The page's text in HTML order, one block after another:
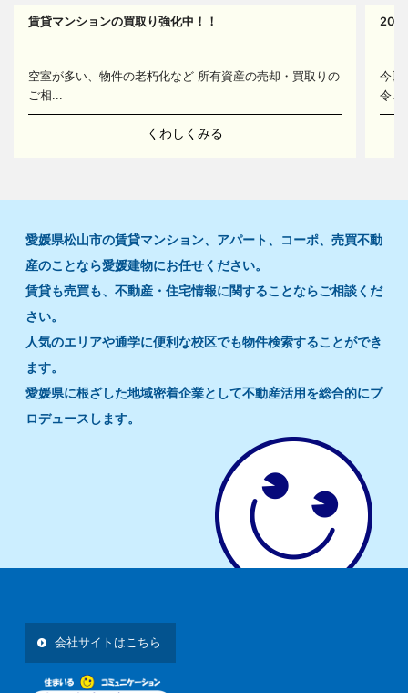
賃貸マンションの買取り強化中！！
空室が多い、物件の老朽化など 所有資産の売却・買取りの
ご相...
くわしくみる
今回
令...
愛媛県松山市の賃貸マンション、アパート、コーポ、売買不動
産のことなら愛媛建物にお任せください。
賃貸も売買も、不動産・住宅情報に関することならご相談くだ
さい。
人気のエリアや通学に便利な校区でも物件検索することができ
ます。
愛媛県に根ざした地域密着企業として不動産活用を総合的にプ
ロデュースします。
会社サイトはこちら